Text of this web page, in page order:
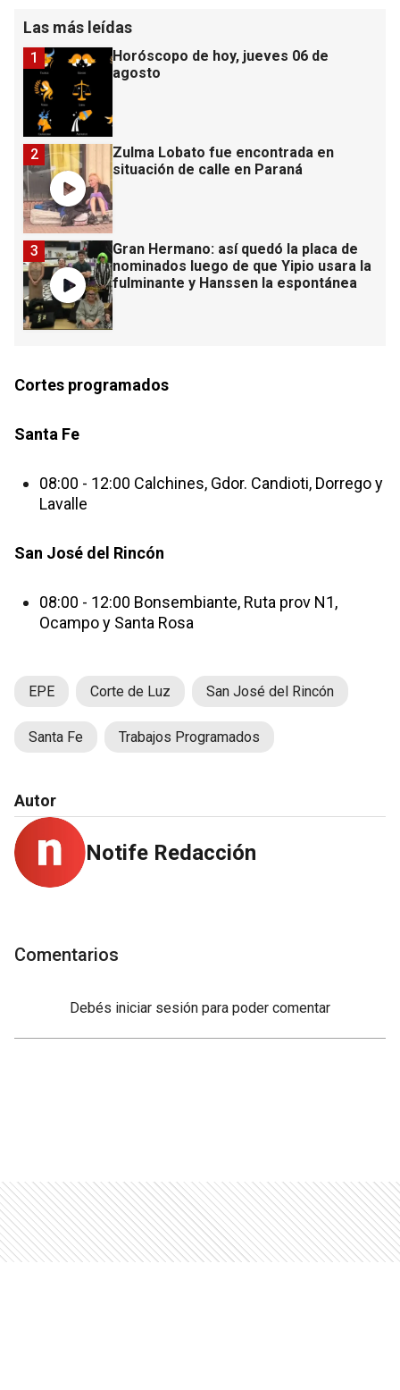
Las más leídas
Horóscopo de hoy, jueves 06 de
agosto
1
Zulma Lobato fue encontrada en
situación de calle en Paraná
2
Gran Hermano: así quedó la placa de
nominados luego de que Yipio usara la
fulminante y Hanssen la espontánea
3
Cortes programados
Sant a Fe
08:00 - 12:00 Calchines, Gdor. Candioti, Dorrego y
Lavalle
San José del Rincón
08:00 - 12:00 Bonsembiante, Ruta prov N1,
Ocampo y Santa Rosa
EPE Corte de Luz San José del Rincón
Santa Fe Trabajos Programados
Autor
Notife Redacción
Comentarios
Debés iniciar sesión para poder comentar